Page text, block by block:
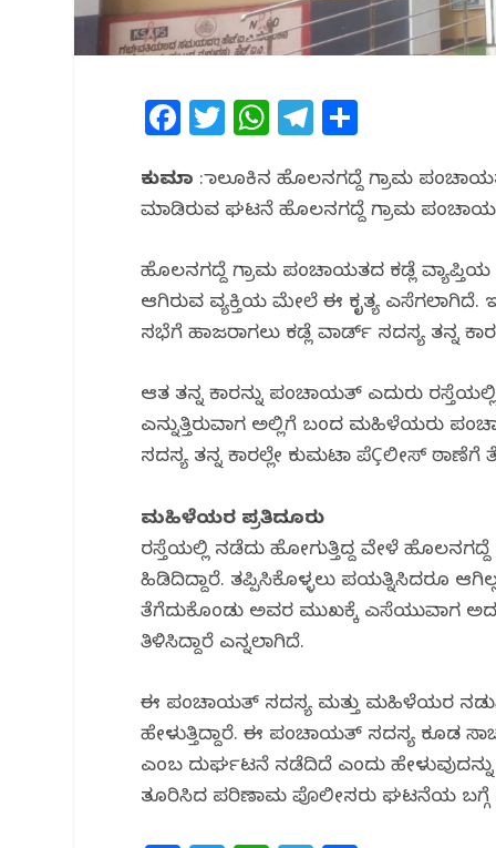
F
c
e
b
o
o
T
itt
e
r
W
at
s
A
p
p
T
e
g
ra
m
ar
e
ಕುಮಟಾ : ತಾಲೂಕಿನ ಹೊಲನಗದ್ದೆ ಗ್ರಾಮ
ಮಾಡಿರುವ ಘಟನೆ ಹೊಲನಗದ್ದೆ ಗ್ರಾಮ
ಹೊಲನಗದ್ದೆ ಗ್ರಾಮ ಪಂಚಾಯತದ ಕಡ್ಲೆ
ಆಗಿರುವ ವ್ಯಕ್ತಿಯ ಮೇಲೆ ಈ ಕೃತ್ಯ ಎಸೆಗಲಾಗಿದೆ.
ಸಭೆಗೆ ಹಾಜರಾಗಲು ಕಡ್ಲೆ ವಾರ್ಡ್ ಸದಸ್ಯ ತನ್ನ
ಆತ ತನ್ನ ಕಾರನ್ನು ಪಂಚಾಯತ್ ಎದುರು
ಎನ್ನುತ್ತಿರುವಾಗ ಅಲ್ಲಿಗೆ ಬಂದ ಮಹಿಳೆಯರು
ಸದಸ್ಯ ತನ್ನ ಕಾರಲ್ಲೇ ಕುಮಟಾ ಪೆÇಲೀಸ್
ಮಹಿಳೆಯರ ಪ್ರತಿದೂರು
ರಸ್ತೆಯಲ್ಲಿ ನಡೆದು ಹೋಗುತ್ತಿದ್ದ ವೇಳೆ
ಹಿಡಿದಿದ್ದಾರೆ. ತಪ್ಪಿಸಿಕೊಳ್ಳಲು ಪಯತ್ನಿಸಿದರೂ
ತೆಗೆದುಕೊಂಡು ಅವರ ಮುಖಕ್ಕೆ ಎಸೆಯುವಾಗ
ತಿಳಿಸಿದ್ದಾರೆ ಎನ್ನಲಾಗಿದೆ.
ಈ ಪಂಚಾಯತ್ ಸದಸ್ಯ ಮತ್ತು ಮಹಿಳೆಯರ
ಹೇಳುತ್ತಿದ್ದಾರೆ. ಈ ಪಂಚಾಯತ್ ಸದಸ್ಯ ಕೂಡ
ಎಂಬ ದುರ್ಘಟನೆ ನಡೆದಿದೆ ಎಂದು
ತೂರಿಸಿದ ಪರಿಣಾಮ ಪೊಲೀಸರು ಘಟನೆಯ ಬಗ್ಗೆ